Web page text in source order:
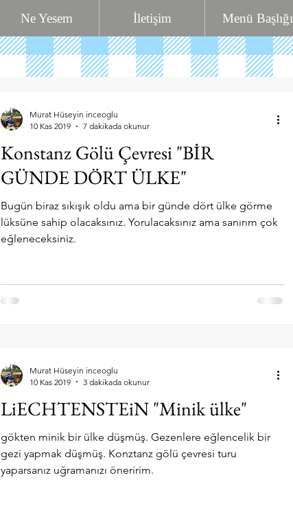
Ne Yesem İletişim Menü Başlığı
Konstanz Gölü Çevresi "BİR
GÜNDE DÖRT ÜLKE"
Bugün biraz sıkışık oldu ama bir günde dört ülke görme
lüksüne sahip olacaksınız. Yorulacaksınız ama sanırım çok
eğleneceksiniz.
Murat Hüseyin inceoglu
10 Kas 2019
7 dakikada okunur
LiECHTENSTEiN "Minik ülke"
gökten minik bir ülke düşmüş. Gezenlere eğlencelik bir
gezi yapmak düşmüş. Konztanz gölü çevresi turu
yaparsanız uğramanızı öneririm.
Murat Hüseyin inceoglu
10 Kas 2019
3 dakikada okunur